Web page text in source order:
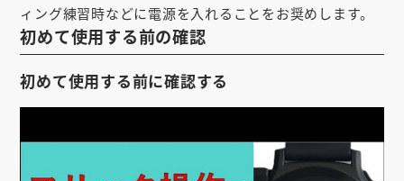
会社概要
お問い合わせ
ィング練習時などに電源を入れることをお奨めします。
初めて使用する前の確認
初めて使用する前に確認する